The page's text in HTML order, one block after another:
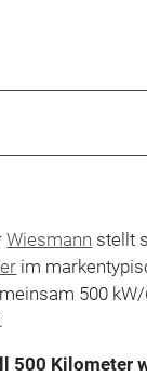
Wiesmann stellt
im
500
500 Kilometer